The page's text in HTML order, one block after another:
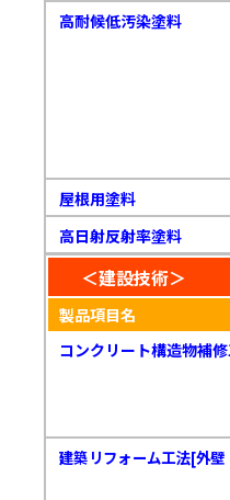
高耐候低汚染塗料
屋根用塗料
高日射反射率塗料
＜建設技術＞
製品項目名
コンクリート構造物補
建築リフォーム工法[外